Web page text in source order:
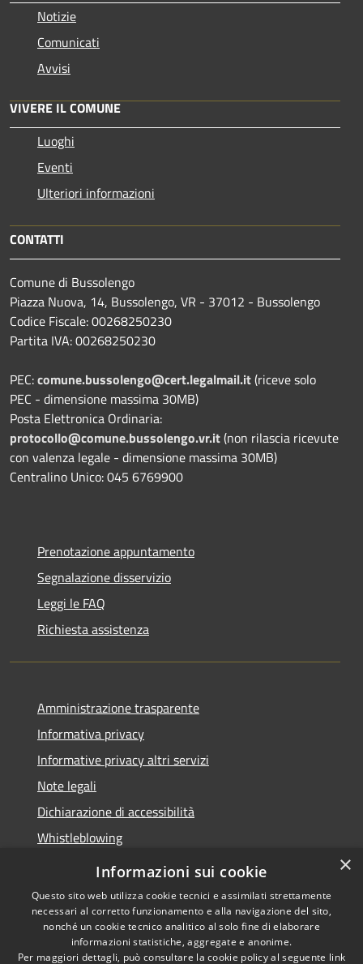
Notizie
Comunicati
Avvisi
VIVERE IL COMUNE
Luoghi
Eventi
Ulteriori informazioni
CONTATTI
Comune di Bussolengo
Piazza Nuova, 14, Bussolengo, VR - 37012 - Bussolengo
Codice Fiscale: 00268250230
Partita IVA: 00268250230
PEC:comune.bussolengo@cert.legalmail.it(riceve solo
PEC - dimensione massima 30MB)
Posta Elettronica Ordinaria:
protocollo@comune.bussolengo.vr.it(non rilascia ricevute
con valenza legale - dimensione massima 30MB)
Centralino Unico: 045 6769900
Prenotazione appuntamento
Segnalazione disservizio
Leggi le FAQ
Richiesta assistenza
Amministrazione trasparente
Informativa privacy
Informative privacy altri servizi
Note legali
Dichiarazione di accessibilità
Whistleblowing
RSS
Accessibilità
Privacy
Copyright © 2026 • Comune di
Bussolengo • Powered by
Municipium•Accesso
×
Informazioni sui cookie
Questo sito web utilizza cookie tecnici e assimilati strettamente
necessari al corretto funzionamento e alla navigazione del sito,
nonché un cookie tecnico analitico al solo fine di elaborare
informazioni statistiche, aggregate e anonime.
Per maggiori dettagli, può consultare la cookie policy al seguente link